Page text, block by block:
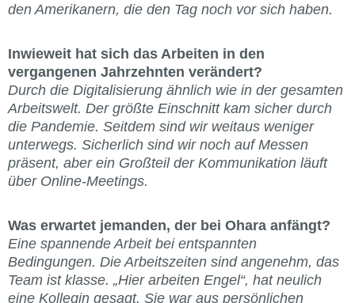
den Amerikanern, die den Tag noch vor sich haben.
Inwieweit hat sich das Arbeiten in den
vergangenen Jahrzehnten verändert?
Durch die Digitalisierung ähnlich wie in der gesamten
Arbeitswelt. Der größte Einschnitt kam sicher durch
die Pandemie. Seitdem sind wir weitaus weniger
unterwegs. Sicherlich sind wir noch auf Messen
präsent, aber ein Großteil der Kommunikation läuft
über Online-Meetings.
Was erwartet jemanden, der bei Ohara anfängt?
Eine spannende Arbeit bei entspannten
Bedingungen. Die Arbeitszeiten sind angenehm, das
Team ist klasse. „Hier arbeiten Engel“, hat neulich
eine Kollegin gesagt. Sie war aus persönlichen